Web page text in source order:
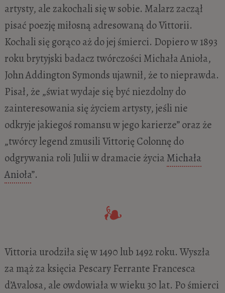
artysty, ale zakochali się w sobie. Malarz zaczął
pisać poezję miłosną adresowaną do Vittorii.
Kochali się gorąco aż do jej śmierci. Dopiero w 1893
roku brytyjski badacz twórczości Michała Anioła,
John Addington Symonds ujawnił, że to nieprawda.
Pisał, że „świat wydaje się być niezdolny do
zainteresowania się życiem artysty, jeśli nie
odkryje jakiegoś romansu w jego karierze” oraz że
„twórcy legend zmusili Vittorię Colonnę do
odgrywania roli Julii w dramacie życiaMichała
Anioła”.
Vittoria urodziła się w 1490 lub 1492 roku. Wyszła
za mąż za księcia Pescary Ferrante Francesca
d’Avalosa, ale owdowiała w wieku 30 lat. Po śmierci